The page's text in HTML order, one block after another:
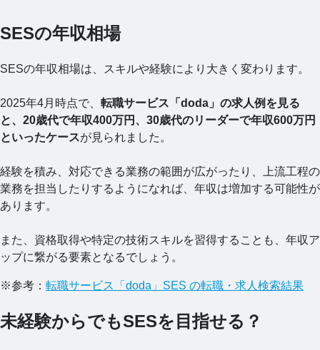
SESの年収相場
SESの年収相場は、スキルや経験により大きく変わります。
2025年4月時点で、 転職サービス「doda」の求人例を見る
と、20歳代で年収400万円、30歳代のリーダーで年収600万円
といったケースが見られました。
経験を積み、対応できる業務の範囲が広がったり、上流工程の
業務を担当したりするようになれば、年収は増加する可能性が
あります。
また、資格取得や特定の技術スキルを習得することも、年収ア
ップに繋がる要素となるでしょう。
※参考： 転職サービス「doda」SES の転職・求人検索結果
未経験からでもSESを目指せる？